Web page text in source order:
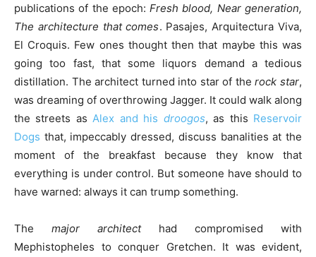
publications of the epoch:Fresh blood, Near generation,
The architecture that comes. Pasajes, Arquitectura Viva,
El Croquis. Few ones thought then that maybe this was
going too fast, that some liquors demand a tedious
distillation. The architect turned into star of therock star,
was dreaming of overthrowing Jagger. It could walk along
the streets as Alex and his droogos, as this Reservoir
Dogs that, impeccably dressed, discuss banalities at the
moment of the breakfast because they know that
everything is under control. But someone have should to
have warned: always it can trump something.
The major architecthad compromised with
Mephistopheles to conquer Gretchen. It was evident,